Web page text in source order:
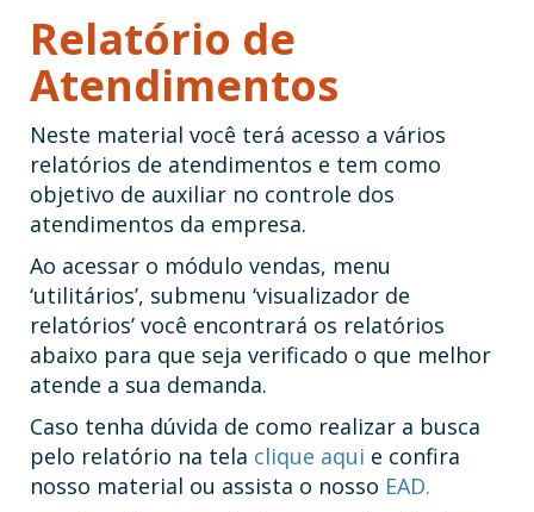
Relatório de
Atendimentos
Neste material você terá acesso a vários
relatórios de atendimentos e tem como
objetivo de auxiliar no controle dos
atendimentos da empresa.
Ao acessar o módulo vendas, menu
‘utilitários’, submenu ‘visualizador de
relatórios’ você encontrará os relatórios
abaixo para que seja verificado o que melhor
atende a sua demanda.
Caso tenha dúvida de como realizar a busca
pelo relatório na tela clique aqui e confira
nosso material ou assista o nosso EAD.